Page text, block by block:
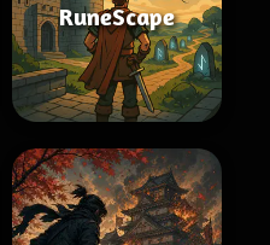
RuneScape